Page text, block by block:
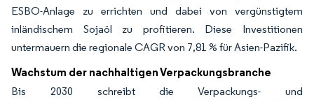
ESBO-Anlage zu errichten und dabei von vergünstigtem
inländischem Sojaöl zu profitieren. Diese Investitionen
untermauern die regionale CAGR von 7,81 % für Asien-Pazifik.
Wachstum der nachhaltigen Verpackungsbranche
Bis 2030 schreibt die Verpackungs- und